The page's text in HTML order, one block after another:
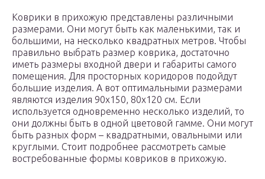
Коврики в прихожую представлены различными
размерами. Они могут быть как маленькими, так и
большими, на несколько квадратных метров. Чтобы
правильно выбрать размер коврика, достаточно
иметь размеры входной двери и габариты самого
помещения. Для просторных коридоров подойдут
большие изделия. А вот оптимальными размерами
являются изделия 90х150, 80х120 см. Если
используется одновременно несколько изделий, то
они должны быть в одной цветовой гамме. Они могут
быть разных форм – квадратными, овальными или
круглыми. Стоит подробнее рассмотреть самые
востребованные формы ковриков в прихожую.